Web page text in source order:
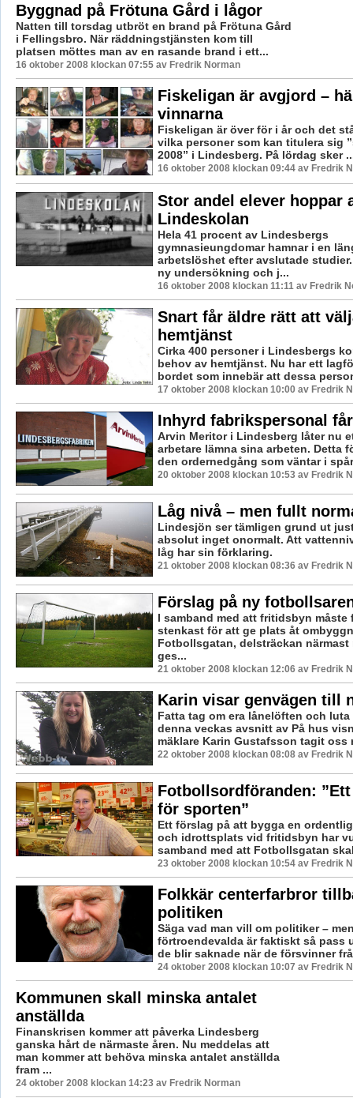
Byggnad på Frötuna Gård i lågor
Natten till torsdag utbröt en brand på Frötuna Gård
i Fellingsbro. När räddningstjänsten kom till
platsen möttes man av en rasande brand i ett...
16 oktober 2008 klockan 07:55 av Fredrik Norman
Fiskeligan är avgjord –
vinnarna
Fiskeligan är över för i år och det
vilka personer som kan titulera sig
2008” i Lindesberg. På lördag sker
16 oktober 2008 klockan 09:44 av Fredrik
Stor andel elever hoppar
Lindeskolan
Hela 41 procent av Lindesbergs
gymnasieungdomar hamnar i en
arbetslöshet efter avslutade
ny undersökning och j...
16 oktober 2008 klockan 11:11 av Fredrik
Snart får äldre rätt att
hemtjänst
Cirka 400 personer i Lindesbergs
behov av hemtjänst. Nu har ett
bordet som innebär att dessa
17 oktober 2008 klockan 10:00 av Fredrik
Inhyrd fabrikspersonal
Arvin Meritor i Lindesberg låter nu
arbetare lämna sina arbeten. Detta
den ordernedgång som väntar i
20 oktober 2008 klockan 10:53 av Fredrik
Låg nivå – men fullt
Lindesjön ser tämligen grund ut
absolut inget onormalt. Att
låg har sin förklaring.
21 oktober 2008 klockan 08:36 av Fredrik
Förslag på ny
I samband med att fritidsbyn måste
stenkast för att ge plats åt
Fotbollsgatan, delsträckan närmast
ges...
21 oktober 2008 klockan 12:06 av Fredrik
Karin visar genvägen till
Fatta tag om era lånelöften och luta
denna veckas avsnitt av På hus
mäklare Karin Gustafsson tagit oss
22 oktober 2008 klockan 08:08 av Fredrik
Fotbollsordföranden:
för sporten”
Ett förslag på att bygga en
och idrottsplats vid fritidsbyn har
samband med att Fotbollsgatan
23 oktober 2008 klockan 10:54 av Fredrik
Folkkär centerfarbror
politiken
Säga vad man vill om politiker –
förtroendevalda är faktiskt så pass
de blir saknade när de försvinner
24 oktober 2008 klockan 10:07 av Fredrik
Kommunen skall minska antalet
anställda
Finanskrisen kommer att påverka Lindesberg
ganska hårt de närmaste åren. Nu meddelas att
man kommer att behöva minska antalet anställda
fram ...
24 oktober 2008 klockan 14:23 av Fredrik Norman